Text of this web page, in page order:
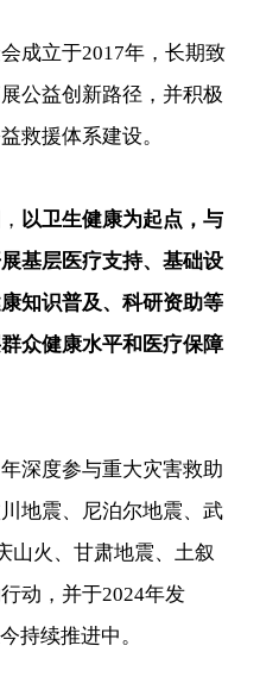
成立于2017年，长期致
公益创新路径，并积极
救援体系建设。
以卫生健康为起点，与
基层医疗支持、基础设
知识普及、科研资助等
众健康水平和医疗保障
深度参与重大灾害救助
地震、尼泊尔地震、武
山火、甘肃地震、土叙
动，并于2024年发
持续推进中。